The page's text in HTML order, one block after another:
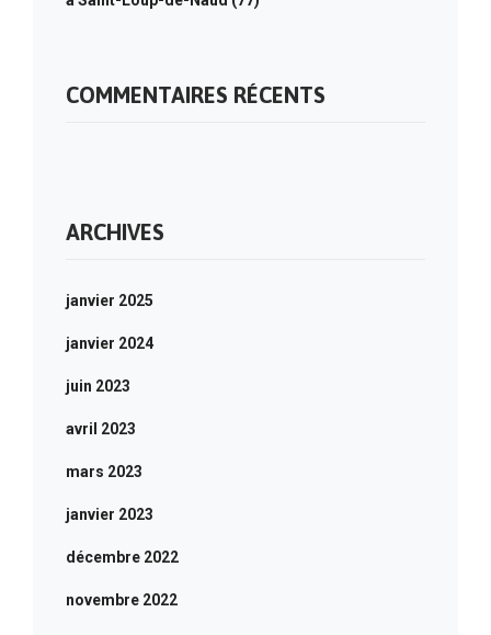
COMMENTAIRES RÉCENTS
ARCHIVES
janvier 2025
janvier 2024
juin 2023
avril 2023
mars 2023
janvier 2023
décembre 2022
novembre 2022